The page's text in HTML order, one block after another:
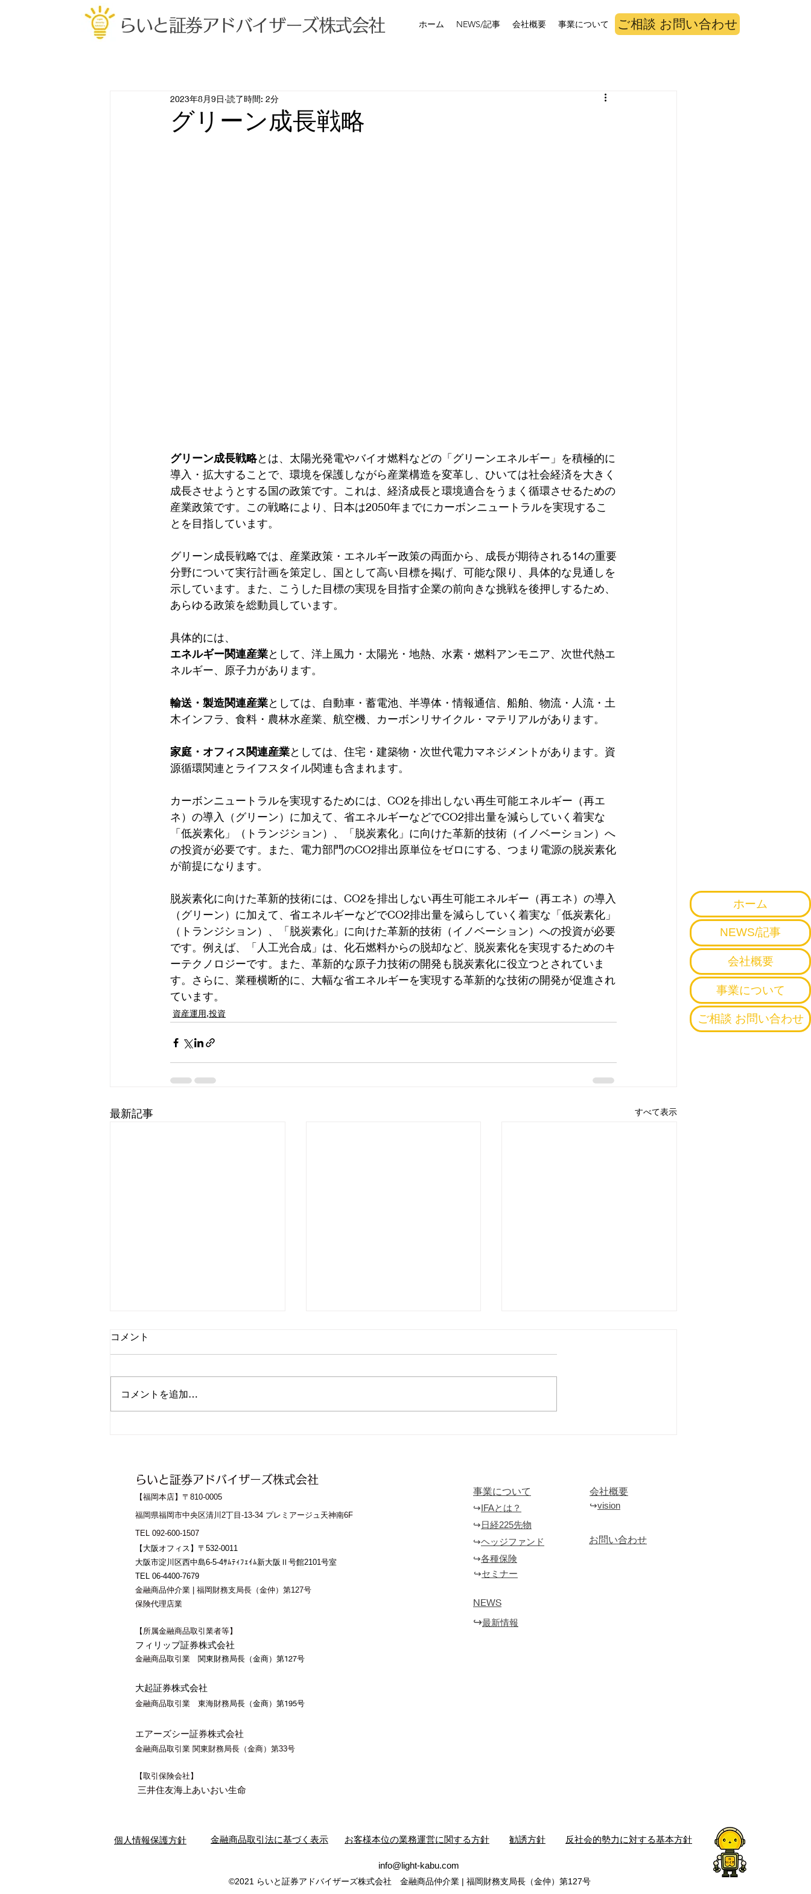
らいと証券アドバイザーズ株式会社 ホーム NEWS/記事 会社概要 事業について ご相談 お問い合わせ
ホーム
NEWS/記事
会社概要
事業について
ご相談 お問い合わせ
グリーン成長戦略
2023年8月9日 読了時間: 2分
グリーン成長戦略とは、太陽光発電やバイオ燃料などの「グリーンエネルギー」を積極的に
導入・拡大することで、環境を保護しながら産業構造を変革し、ひいては社会経済を大きく
成長させようとする国の政策です。これは、経済成長と環境適合をうまく循環させるための
産業政策です。この戦略により、日本は2050年までにカーボンニュートラルを実現するこ
とを目指しています。
グリーン成長戦略では、産業政策・エネルギー政策の両面から、成長が期待される14の重要
分野について実行計画を策定し、国として高い目標を掲げ、可能な限り、具体的な見通しを
示しています。また、こうした目標の実現を目指す企業の前向きな挑戦を後押しするため、
あらゆる政策を総動員しています。
具体的には、
エネルギー関連産業として、洋上風力・太陽光・地熱、水素・燃料アンモニア、次世代熱エ
ネルギー、原子力があります。
輸送・製造関連産業としては、自動車・蓄電池、半導体・情報通信、船舶、物流・人流・土
木インフラ、食料・農林水産業、航空機、カーボンリサイクル・マテリアルがあります。
家庭・オフィス関連産業としては、住宅・建築物・次世代電力マネジメントがあります。資
源循環関連とライフスタイル関連も含まれます。
カーボンニュートラルを実現するためには、CO2を排出しない再生可能エネルギー（再エ
ネ）の導入（グリーン）に加えて、省エネルギーなどでCO2排出量を減らしていく着実な
「低炭素化」（トランジション）、「脱炭素化」に向けた革新的技術（イノベーション）へ
の投資が必要です。また、電力部門のCO2排出原単位をゼロにする、つまり電源の脱炭素化
が前提になります。
脱炭素化に向けた革新的技術には、CO2を排出しない再生可能エネルギー（再エネ）の導入
（グリーン）に加えて、省エネルギーなどでCO2排出量を減らしていく着実な「低炭素化」
（トランジション）、「脱炭素化」に向けた革新的技術（イノベーション）への投資が必要
です。例えば、「人工光合成」は、化石燃料からの脱却など、脱炭素化を実現するためのキ
ーテクノロジーです。また、革新的な原子力技術の開発も脱炭素化に役立つとされていま
す。さらに、業種横断的に、大幅な省エネルギーを実現する革新的な技術の開発が促進され
ています。
資産運用,投資
最新記事 すべて表示
コメント
コメントを追加…
​らいと証券アドバイザーズ株式会社
【福岡本店】 〒810-0005
福岡県福岡市中央区清川2丁目-13-34 プレミアージュ天神南6F
TEL 092-600-1507
【大阪オフィス】 〒532-0011
大阪市淀川区西中島6-5-4ｻﾑﾃｨﾌｪｲﾑ新大阪Ⅱ号館2101号室
TEL 06-4400-7679
金融商品仲介業 | 福岡財務支局長（金仲）第127号
保険代理店業
【所属金融商品取引業者等】
フィリップ証券株式会社
金融商品取引業 ​関東財務局長（金商）第127号
大起証券株式会社
金融商品取引業 東海財務局長（金商）第195号
エアーズシー証券株式会社
金融商品取引業 関東財務局長（金商）第33号
【取引保険会社】
三井住友海上あいおい生命
事業について
↪︎​IFAとは？
​↪︎日経225先物
↪︎ヘッジファンド
会社概要​
お問い合わせ
↪︎​vision
↪︎各種保険
​↪︎セミナー
NEWS
↪︎最新情報
​個人情報保護方針 ​金融商品取引法に基づく表示 お客様本位の業務運営に関する方針 勧誘方針 反社会的勢力に対する基本方針
info@light-kabu.com
©2021 らいと証券アドバイザーズ株式会社 金融商品仲介業 | 福岡財務支局長（金仲）第127号